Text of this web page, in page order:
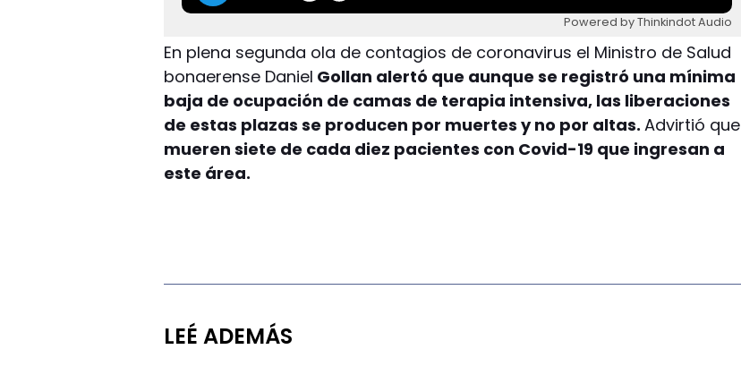
Powered by Thinkindot Audio
En plena segunda ola de contagios de coronavirus el Ministro de Salud
bonaerense Daniel Gollan alertó que aunque se registró una mínima
baja de ocupación de camas de terapia intensiva, las liberaciones
de estas plazas se producen por muertes y no por altas.Advirtió que
mueren siete de cada diez pacientes con Covid-19 que ingresan a
este área.
LEÉ ADEMÁS